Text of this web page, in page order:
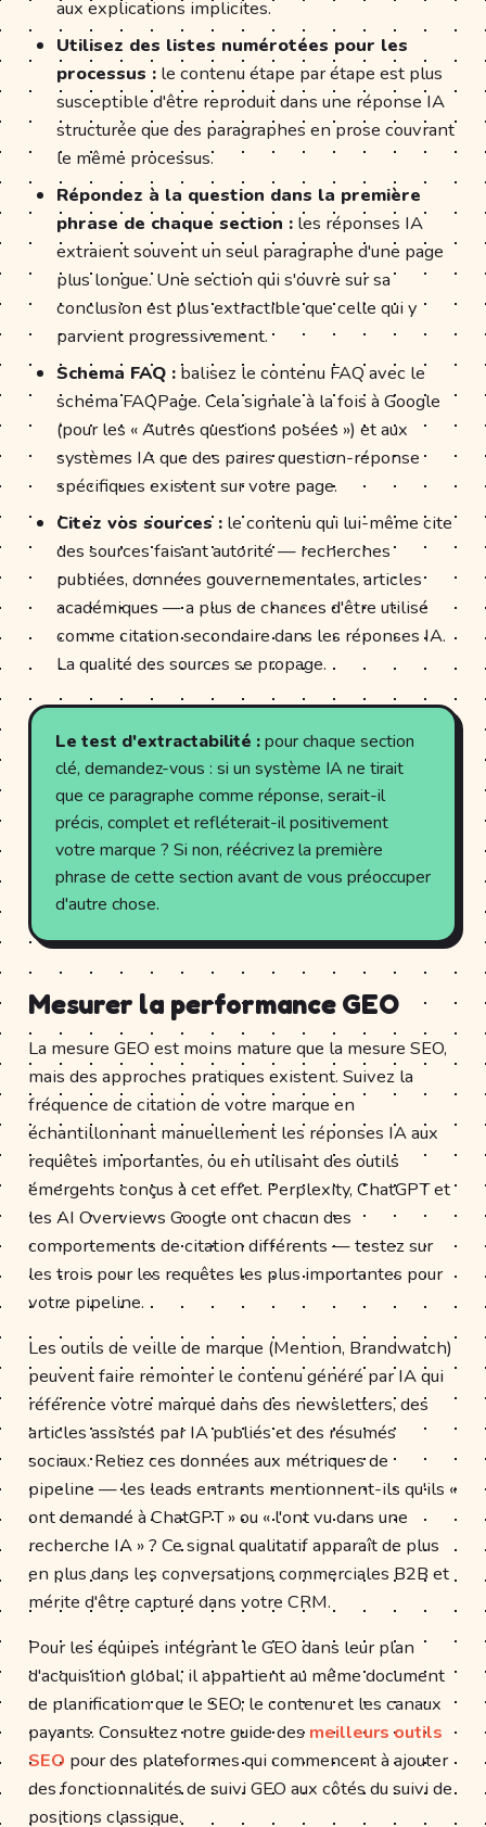
aux explications implicites.
Utilisez des listes numérotées pour les
processus : le contenu étape par étape est plus
susceptible d'être reproduit dans une réponse IA
structurée que des paragraphes en prose couvrant
le même processus.
Répondez à la question dans la première
phrase de chaque section : les réponses IA
extraient souvent un seul paragraphe d'une page
plus longue. Une section qui s'ouvre sur sa
conclusion est plus extractible que celle qui y
parvient progressivement.
Schema FAQ : balisez le contenu FAQ avec le
schema FAQPage. Cela signale à la fois à Google
(pour les « Autres questions posées ») et aux
systèmes IA que des paires question-réponse
spécifiques existent sur votre page.
Citez vos sources : le contenu qui lui-même cite
des sources faisant autorité — recherches
publiées, données gouvernementales, articles
académiques — a plus de chances d'être utilisé
comme citation secondaire dans les réponses IA.
La qualité des sources se propage.
Le test d'extractabilité :pour chaque section
clé, demandez-vous : si un système IA ne tirait
que ce paragraphe comme réponse, serait-il
précis, complet et refléterait-il positivement
votre marque ? Si non, réécrivez la première
phrase de cette section avant de vous préoccuper
d'autre chose.
Mesurer la performance GEO
La mesure GEO est moins mature que la mesure SEO,
mais des approches pratiques existent. Suivez la
fréquence de citation de votre marque en
échantillonnant manuellement les réponses IA aux
requêtes importantes, ou en utilisant des outils
émergents conçus à cet effet. Perplexity, ChatGPT et
les AI Overviews Google ont chacun des
comportements de citation différents — testez sur
les trois pour les requêtes les plus importantes pour
votre pipeline.
Les outils de veille de marque (Mention, Brandwatch)
peuvent faire remonter le contenu généré par IA qui
référence votre marque dans des newsletters, des
articles assistés par IA publiés et des résumés
sociaux. Reliez ces données aux métriques de
pipeline — les leads entrants mentionnent-ils qu'ils «
ont demandé à ChatGPT » ou « l'ont vu dans une
recherche IA » ? Ce signal qualitatif apparaît de plus
en plus dans les conversations commerciales B2B et
mérite d'être capturé dans votre CRM.
Pour les équipes intégrant le GEO dans leur plan
d'acquisition global, il appartient au même document
de planification que le SEO, le contenu et les canaux
payants. Consultez notre guide des meilleurs outils
SEO pour des plateformes qui commencent à ajouter
des fonctionnalités de suivi GEO aux côtés du suivi de
positions classique.